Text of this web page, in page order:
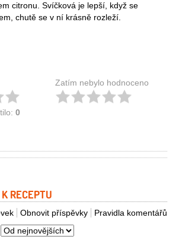
citronu. Svíčková je lepší, když se
chutě se v ní krásně rozleží.
0
Zatím nebylo hodnoceno
K RECEPTU
Pravidla komentářů
Obnovit příspěvky